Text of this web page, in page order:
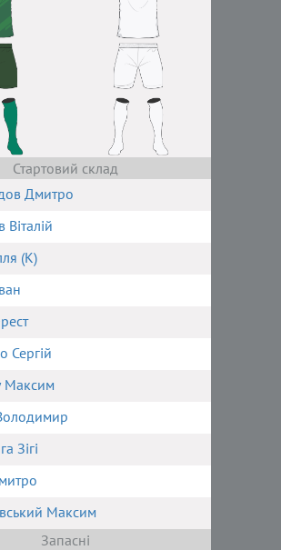
Стартовий склад
Дмитро
(К)
Сергій
Максим
Зігі
Максим
Запасні